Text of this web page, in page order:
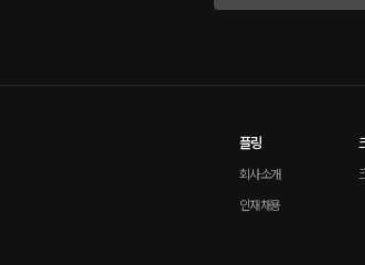
플링
회사소개
인재채용